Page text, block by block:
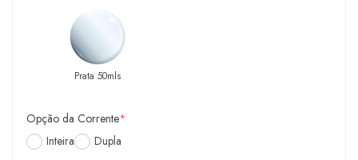
Prata 50mls
Opção da Corrente*
Inteira
Dupla